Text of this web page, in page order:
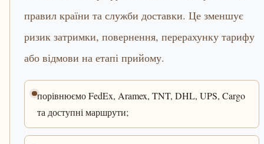
правил країни та служби доставки. Це зменшує
ризик затримки, повернення, перерахунку тарифу
або відмови на етапі прийому.
порівнюємо FedEx, Aramex, TNT, DHL, UPS, Cargo
та доступні маршрути;